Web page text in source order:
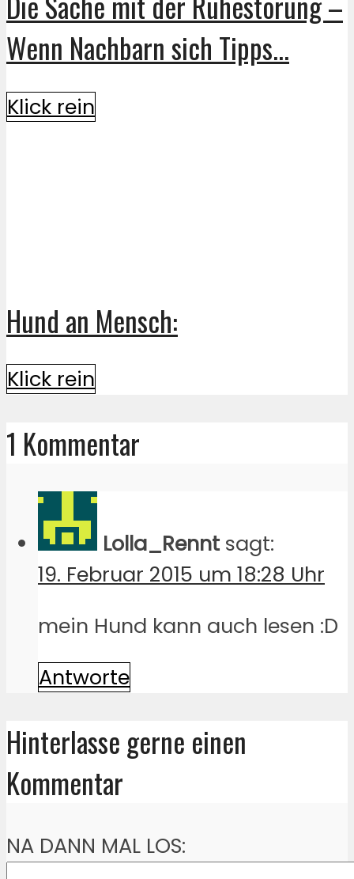
Wenn Nachbarn sich Tipps...
Klick rein
Hund an Mensch:
Klick rein
1 Kommentar
Lolla_Rennt sagt:
19. Februar 2015 um 18:28 Uhr
mein Hund kann auch lesen :D
Antworte
Hinterlasse gerne einen
Kommentar
NA DANN MAL LOS: